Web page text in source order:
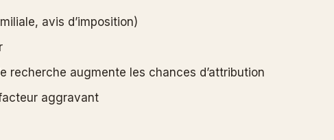
avis d’imposition)
recherche augmente les chances d’attribution
aggravant